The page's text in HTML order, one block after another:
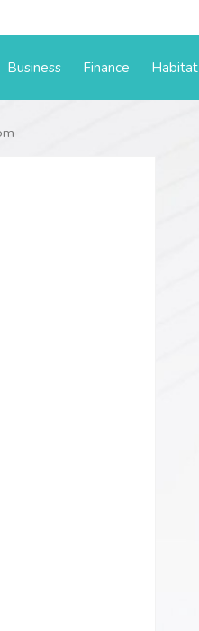
Business Finance Habitat